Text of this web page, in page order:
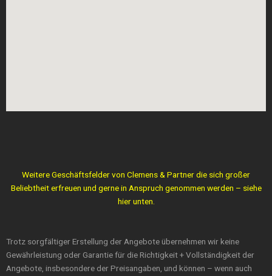
Weitere Geschäftsfelder von Clemens & Partner die sich großer
Beliebtheit erfreuen und gerne in Anspruch genommen werden – siehe
hier unten.
Trotz sorgfältiger Erstellung der Angebote übernehmen wir keine
Gewährleistung oder Garantie für die Richtigkeit + Vollständigkeit der
Angebote, insbesondere der Preisangaben, und können – wenn auch